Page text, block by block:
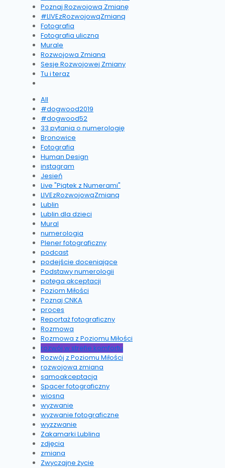
Poznaj Rozwojową Zmianę
#LIVEzRozwojowąZmianą
Fotografia
Fotografia uliczna
Murale
Rozwojowa Zmiana
Sesje Rozwojowej Zmiany
Tu i teraz
All
#dogwood2019
#dogwood52
33 pytania o numerologię
Bronowice
Fotografia
Human Design
instagram
Jesień
Live "Piątek z Numerami"
LIVEzRozwojowąZmianą
Lublin
Lublin dla dzieci
Mural
numerologia
Plener fotograficzny
podcast
podejście doceniające
Podstawy numerologii
potęga akceptacji
Poziom Miłości
Poznaj CNKA
proces
Reportaż fotograficzny
Rozmowa
Rozmowa z Poziomu Miłości
rozwój w strefie komfortu
Rozwój z Poziomu Miłości
rozwojowa zmiana
samoakceptacja
Spacer fotograficzny
wiosna
wyzwanie
wyzwanie fotograficzne
wyzzwanie
Zakamarki Lublina
zdjęcia
zmiana
Zwyczajne życie